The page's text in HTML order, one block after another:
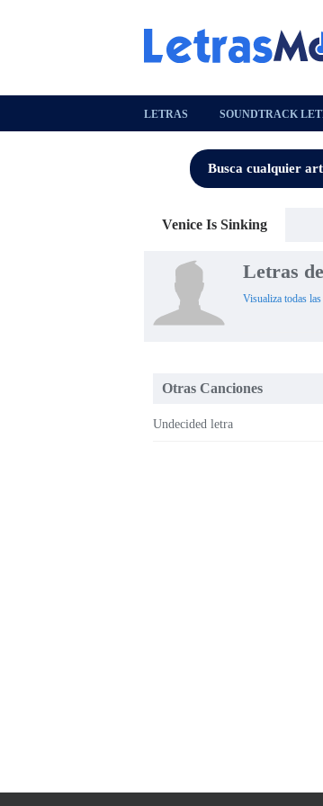
LETRAS SOUNDTRACK
Venice Is Sinking
Letras
Visualiza todas
Otras Canciones
Undecided letra